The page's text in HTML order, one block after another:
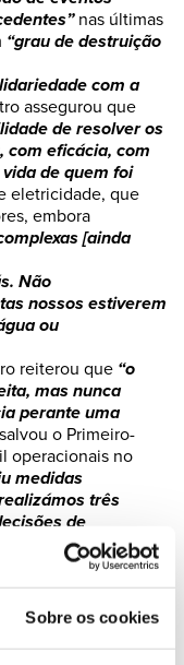
Sobre os cookies
nas últimas
“grau de destruição
com a
assegurou que
de resolver os
com eficácia, com
de quem foi
eletricidade, que
embora
[ainda
Não
nossos estiverem
ou
reiterou que “o
mas nunca
perante uma
o Primeiro-
operacionais no
medidas
três
de
do Conselho de
as linhas gerais do
e Resiliência),
temporal de forma
tempestades.